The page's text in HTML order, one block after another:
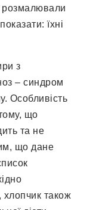
розмалювали
їхні
з
– синдром
Особливість
що
та не
що дане
хлопчик також